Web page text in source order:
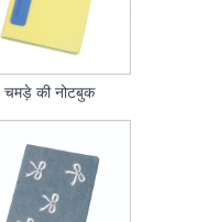
चमड़े की नोटबुक